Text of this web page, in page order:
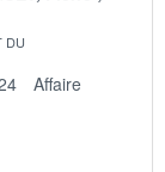
DU
Affaire